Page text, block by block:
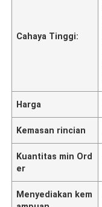
Cahaya Tinggi:
Harga
Kemasan rincian
Kuantitas min Ord
er
Menyediakan kem